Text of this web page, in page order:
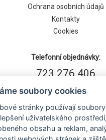
Ochrana osobních údajů
Kontakty
Cookies
Telefonní objednávky:
723 276 406
soubory cookies
stránky používají
uživatelského
obsahu a reklam,